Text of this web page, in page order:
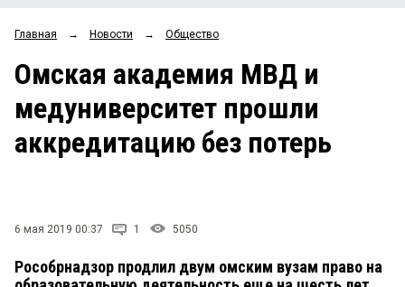
ОБЩЕСТВО
ЗАКОН
НОВОСТИ КОМПАНИЙ
Рейтинги
Блоги
Архив
Главная → Новости → Общество
Омская академия МВД и
медуниверситет прошли
аккредитацию без потерь
6 мая 2019 00:37 1 5050
Рособрнадзор продлил двум омским вузам право на